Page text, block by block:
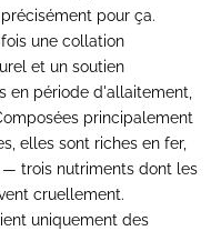
pour ça.
une collation
et un soutien
en période d'allaitement,
principalement
elles sont riches en fer,
trois nutriments dont les
cruellement.
uniquement des